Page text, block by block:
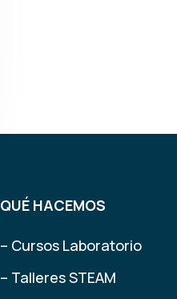
QUÉ HACEMOS
– Cursos Laboratorio
– Talleres STEAM